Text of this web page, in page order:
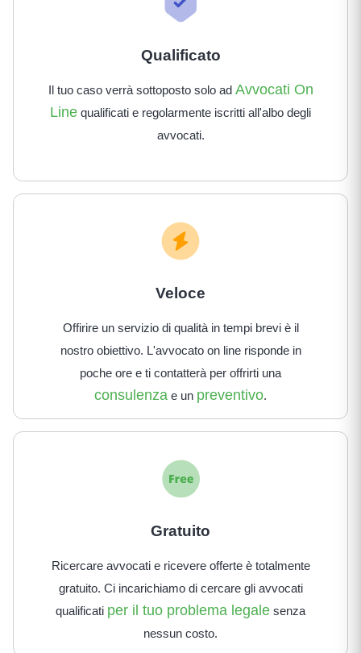
Qualificato
Il tuo caso verrà sottoposto solo ad Avvocati On
Line qualificati e regolarmente iscritti all'albo degli
avvocati.
Veloce
Offirire un servizio di qualità in tempi brevi è il
nostro obiettivo. L'avvocato on line risponde in
poche ore e ti contatterà per offrirti una
consulenza e un preventivo.
Gratuito
Ricercare avvocati e ricevere offerte è totalmente
gratuito. Ci incarichiamo di cercare gli avvocati
qualificati per il tuo problema legale senza
nessun costo.